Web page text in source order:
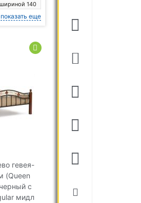
шириной 140
показать еще
гевея-
(Queen
с
мидл